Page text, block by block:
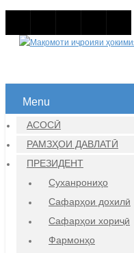
Menu
АСОСӢ
РАМЗҲОИ ДАВЛАТӢ
ПРЕЗИДЕНТ
Суханрониҳо
Сафарҳои дохилӣ
Сафарҳои хориҷӣ
Фармонҳо